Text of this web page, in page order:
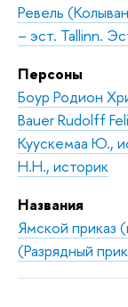
Ревель
– эст. Tallinn.
Персоны
Боур Родион
Bauer Rudolff
Куускемаа Ю.,
Н.Н., историк
Названия
Ямской приказ
(Разрядный